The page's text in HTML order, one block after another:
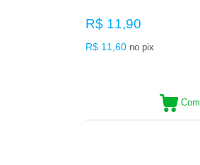
R$ 11,90
R$ 11,60 no pix